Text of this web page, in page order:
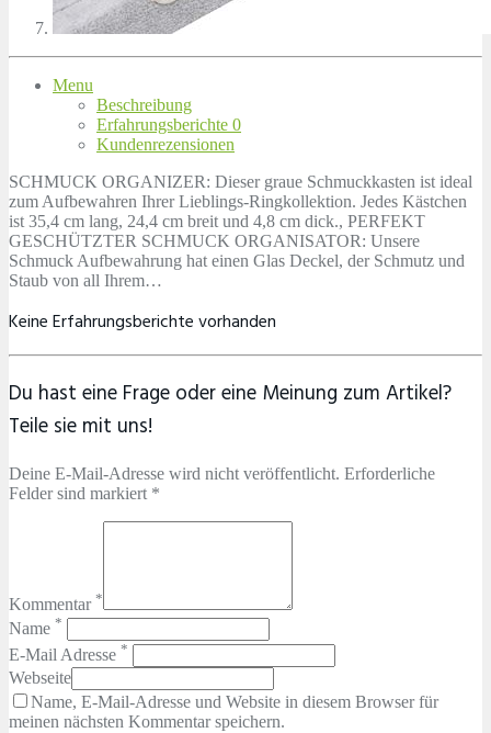
Menu
Beschreibung
Erfahrungsberichte 0
Kundenrezensionen
SCHMUCK ORGANIZER: Dieser graue Schmuckkasten ist ideal
zum Aufbewahren Ihrer Lieblings-Ringkollektion. Jedes Kästchen
ist 35,4 cm lang, 24,4 cm breit und 4,8 cm dick., PERFEKT
GESCHÜTZTER SCHMUCK ORGANISATOR: Unsere
Schmuck Aufbewahrung hat einen Glas Deckel, der Schmutz und
Staub von all Ihrem…
Keine Erfahrungsberichte vorhanden
Du hast eine Frage oder eine Meinung zum Artikel?
Teile sie mit uns!
Deine E-Mail-Adresse wird nicht veröffentlicht. Erforderliche
Felder sind markiert *
Kommentar *
Name *
E-Mail Adresse *
Webseite
Name, E-Mail-Adresse und Website in diesem Browser für
meinen nächsten Kommentar speichern.